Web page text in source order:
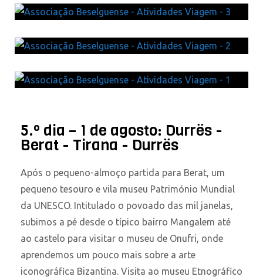
5.º dia – 1 de agosto: Durrës -
Berat - Tirana - Durrës
Após o pequeno-almoço partida para Berat, um
pequeno tesouro e vila museu Património Mundial
da UNESCO. Intitulado o povoado das mil janelas,
subimos a pé desde o típico bairro Mangalem até
ao castelo para visitar o museu de Onufri, onde
aprendemos um pouco mais sobre a arte
iconográfica Bizantina. Visita ao museu Etnográfico